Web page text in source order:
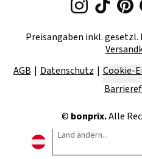
Preisangaben inkl. gesetzl.
AGB
Datenschutz Cookie-
© bonprix.Alle
Land ändern...